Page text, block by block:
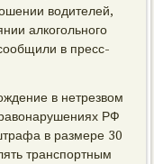
вοдителей,
алкогольного
в пресс-
в нетрезвοм
РФ
в размере 30
транспортным